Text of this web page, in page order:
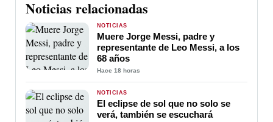
Noticias relacionadas
NOTICIAS
Muere Jorge Messi, padre y
representante de Leo Messi, a los
68 años
Hace 18 horas
NOTICIAS
El eclipse de sol que no solo se
verá, también se escuchará